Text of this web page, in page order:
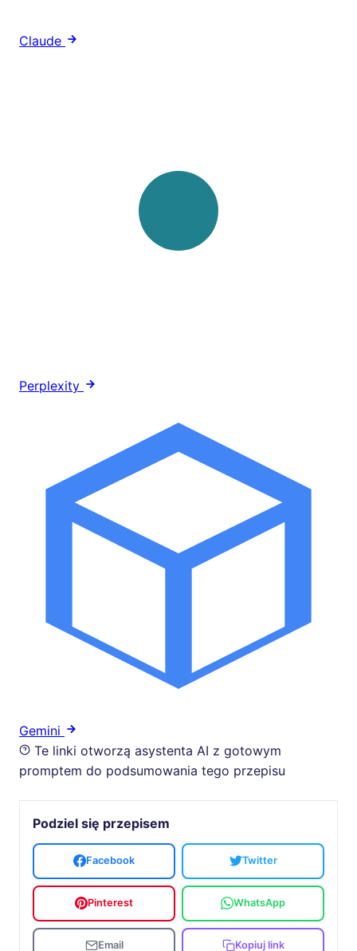
Claude
Perplexity
Gemini
Te linki otworzą asystenta AI z gotowym
promptem do podsumowania tego przepisu
Podziel się przepisem
Facebook Twitter
Pinterest WhatsApp
Email Kopiuj link